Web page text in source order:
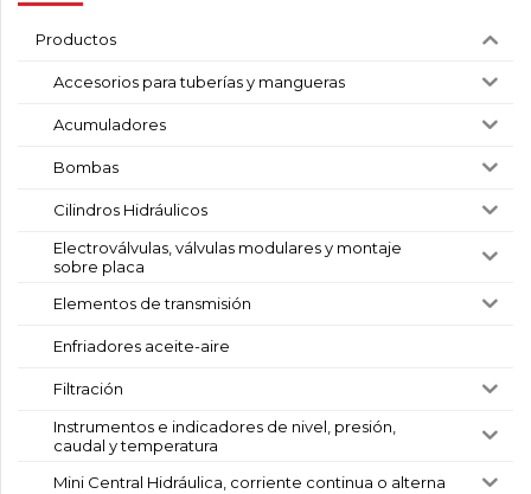
Productos
Accesorios para tuberías y mangueras
Acumuladores
Bombas
Cilindros Hidráulicos
Electroválvulas, válvulas modulares y montaje
sobre placa
Elementos de transmisión
Enfriadores aceite-aire
Filtración
Instrumentos e indicadores de nivel, presión,
caudal y temperatura
Mini Central Hidráulica, corriente continua o alterna